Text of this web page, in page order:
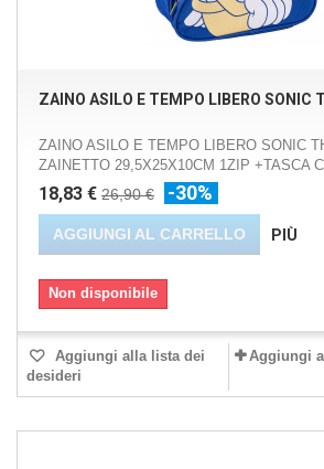
ZAINO ASILO E TEMPO LIBERO SONIC
ZAINO ASILO E TEMPO LIBERO SONIC
ZAINETTO 29,5X25X10CM 1ZIP +TASCA
18,83 € 26,90 € -30%
AGGIUNGI AL CARRELLO PIÙ
Non disponibile
Aggiungi alla lista dei
desideri
Aggiungi